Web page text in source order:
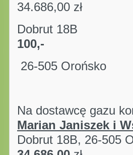
34.686,00 zł
Dobrut
100,-
26-
Na dostawcę gazu
Marian Janiszek i
Dobrut 18B, 26-505